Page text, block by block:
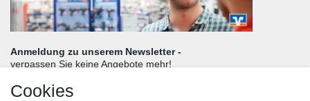
Anmeldung zu unserem Newsletter -
verpassen Sie keine Angebote mehr!
Cookies